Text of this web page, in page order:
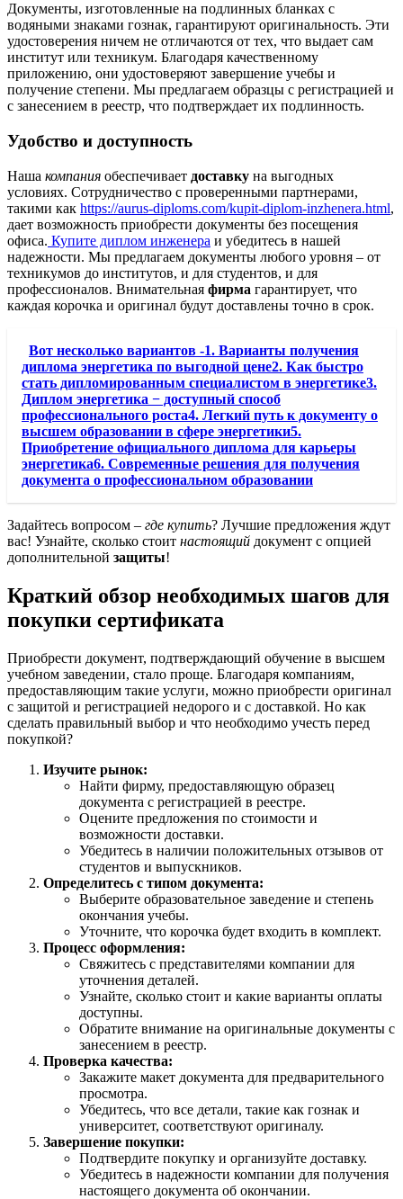
Документы, изготовленные на подлинных бланках с
водяными знаками гознак, гарантируют оригинальность. Эти
удостоверения ничем не отличаются от тех, что выдает сам
институт или техникум. Благодаря качественному
приложению, они удостоверяют завершение учебы и
получение степени. Мы предлагаем образцы с регистрацией и
с занесением в реестр, что подтверждает их подлинность.
Удобство и доступность
Наша компания обеспечивает доставку на выгодных
условиях. Сотрудничество с проверенными партнерами,
такими как https://aurus-diploms.com/kupit-diplom-inzhenera.html,
дает возможность приобрести документы без посещения
офиса. Купите диплом инженера и убедитесь в нашей
надежности. Мы предлагаем документы любого уровня – от
техникумов до институтов, и для студентов, и для
профессионалов. Внимательная фирма гарантирует, что
каждая корочка и оригинал будут доставлены точно в срок.
Вот несколько вариантов -1. Варианты получения
диплома энергетика по выгодной цене2. Как быстро
стать дипломированным специалистом в энергетике3.
Диплом энергетика − доступный способ
профессионального роста4. Легкий путь к документу о
высшем образовании в сфере энергетики5.
Приобретение официального диплома для карьеры
энергетика6. Современные решения для получения
документа о профессиональном образовании
Задайтесь вопросом – где купить? Лучшие предложения ждут
вас! Узнайте, сколько стоит настоящий документ с опцией
дополнительной защиты!
Краткий обзор необходимых шагов для
покупки сертификата
Приобрести документ, подтверждающий обучение в высшем
учебном заведении, стало проще. Благодаря компаниям,
предоставляющим такие услуги, можно приобрести оригинал
с защитой и регистрацией недорого и с доставкой. Но как
сделать правильный выбор и что необходимо учесть перед
покупкой?
Изучите рынок:
Найти фирму, предоставляющую образец
документа с регистрацией в реестре.
Оцените предложения по стоимости и
возможности доставки.
Убедитесь в наличии положительных отзывов от
студентов и выпускников.
Определитесь с типом документа:
Выберите образовательное заведение и степень
окончания учебы.
Уточните, что корочка будет входить в комплект.
Процесс оформления:
Свяжитесь с представителями компании для
уточнения деталей.
Узнайте, сколько стоит и какие варианты оплаты
доступны.
Обратите внимание на оригинальные документы с
занесением в реестр.
Проверка качества:
Закажите макет документа для предварительного
просмотра.
Убедитесь, что все детали, такие как гознак и
университет, соответствуют оригиналу.
Завершение покупки:
Подтвердите покупку и организуйте доставку.
Убедитесь в надежности компании для получения
настоящего документа об окончании.